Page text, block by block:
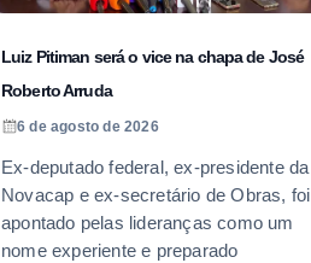
Luiz Pitiman será o vice na chapa de José
Roberto Arruda
6 de agosto de 2026
Ex-deputado federal, ex-presidente da
Novacap e ex-secretário de Obras, foi
apontado pelas lideranças como um
nome experiente e preparado